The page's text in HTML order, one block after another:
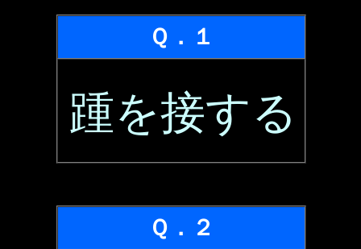
Ｑ．１
踵を接する
Ｑ．２